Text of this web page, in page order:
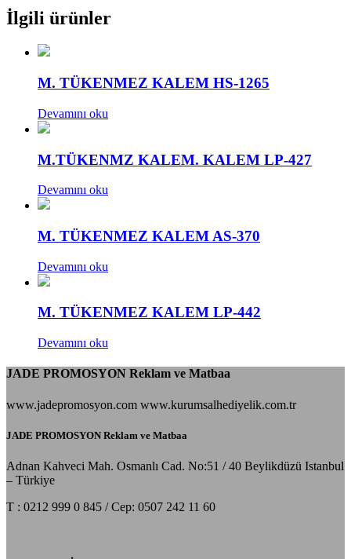
İlgili ürünler
M. TÜKENMEZ KALEM HS-1265
Devamını oku
M.TÜKENMZ KALEM. KALEM LP-427
Devamını oku
M. TÜKENMEZ KALEM AS-370
Devamını oku
M. TÜKENMEZ KALEM LP-442
Devamını oku
JADE PROMOSYON Reklam ve Matbaa
www.jadepromosyon.com www.kurumsalhediyelik.com.tr
JADE PROMOSYON Reklam ve Matbaa
Adnan Kahveci Mah. Osmanlı Cad. No:51 / 40 Beylikdüzü Istanbul
– Türkiye
T : 0212 999 0 845 / Cep: 0507 242 11 60